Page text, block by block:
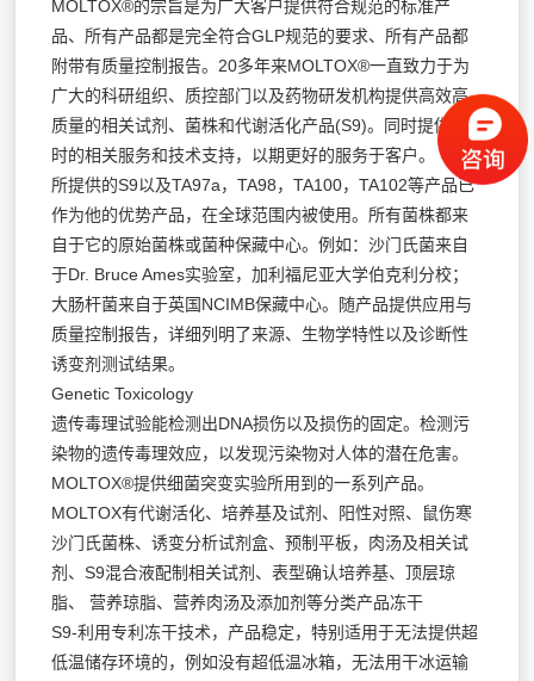
MOLTOX®的宗旨是为广大客户提供符合规范的标准产
品、所有产品都是完全符合GLP规范的要求、所有产品都
附带有质量控制报告。20多年来MOLTOX®一直致力于为
广大的科研组织、质控部门以及药物研发机构提供高效高
质量的相关试剂、菌株和代谢活化产品(S9)。同时提供及
时的相关服务和技术支持，以期更好的服务于客户。
所提供的S9以及TA97a，TA98，TA100，TA102等产品已
作为他的优势产品，在全球范围内被使用。所有菌株都来
自于它的原始菌株或菌种保藏中心。例如：沙门氏菌来自
于Dr. Bruce Ames实验室，加利福尼亚大学伯克利分校；
大肠杆菌来自于英国NCIMB保藏中心。随产品提供应用与
质量控制报告，详细列明了来源、生物学特性以及诊断性
诱变剂测试结果。
Genetic Toxicology
遗传毒理试验能检测出DNA损伤以及损伤的固定。检测污
染物的遗传毒理效应，以发现污染物对人体的潜在危害。
MOLTOX®提供细菌突变实验所用到的一系列产品。
MOLTOX有代谢活化、培养基及试剂、阳性对照、鼠伤寒
沙门氏菌株、诱变分析试剂盒、预制平板，肉汤及相关试
剂、S9混合液配制相关试剂、表型确认培养基、顶层琼
脂、 营养琼脂、营养肉汤及添加剂等分类产品冻干
S9-利用专利冻干技术，产品稳定，特别适用于无法提供超
低温储存环境的，例如没有超低温冰箱，无法用干冰运输